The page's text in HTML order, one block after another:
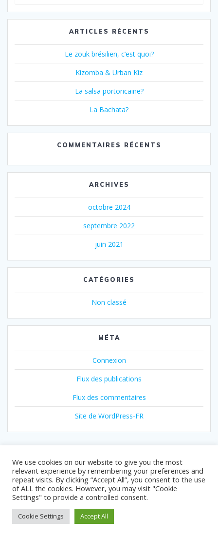
:
ARTICLES RÉCENTS
Le zouk brésilien, c’est quoi?
Kizomba & Urban Kiz
La salsa portoricaine?
La Bachata?
COMMENTAIRES RÉCENTS
ARCHIVES
octobre 2024
septembre 2022
juin 2021
CATÉGORIES
Non classé
MÉTA
Connexion
Flux des publications
Flux des commentaires
Site de WordPress-FR
We use cookies on our website to give you the most
relevant experience by remembering your preferences and
repeat visits. By clicking “Accept All”, you consent to the use
of ALL the cookies. However, you may visit "Cookie
Settings" to provide a controlled consent.
Cookie Settings Accept All